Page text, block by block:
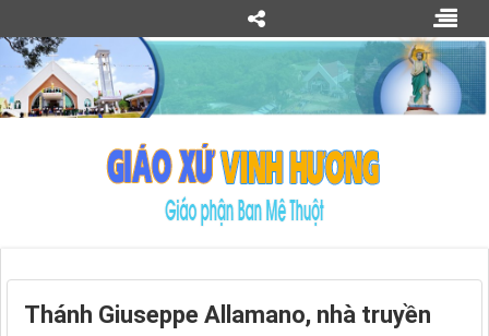
Thánh Giuseppe Allamano, nhà truyền